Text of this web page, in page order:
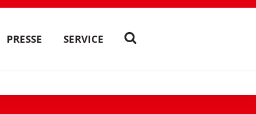
PRESSE SERVICE